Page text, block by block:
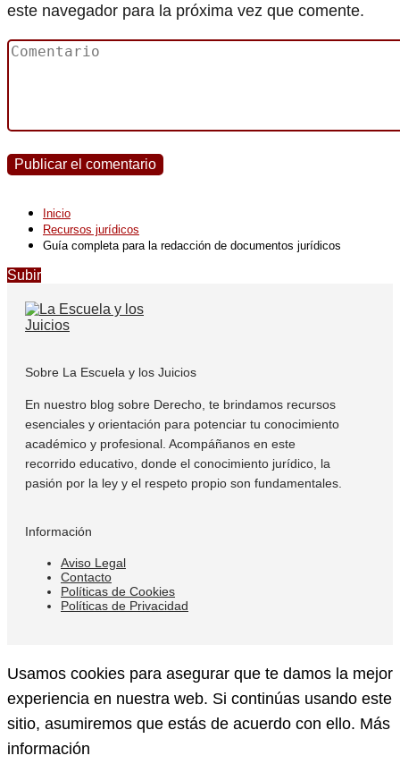
este navegador para la próxima vez que comente.
Inicio
Recursos jurídicos
Guía completa para la redacción de documentos jurídicos
Subir
Sobre La Escuela y los Juicios
En nuestro blog sobre Derecho, te brindamos recursos
esenciales y orientación para potenciar tu conocimiento
académico y profesional. Acompáñanos en este
recorrido educativo, donde el conocimiento jurídico, la
pasión por la ley y el respeto propio son fundamentales.
Información
Aviso Legal
Contacto
Políticas de Cookies
Políticas de Privacidad
Usamos cookies para asegurar que te damos la mejor
experiencia en nuestra web. Si continúas usando este
sitio, asumiremos que estás de acuerdo con ello. Más
información